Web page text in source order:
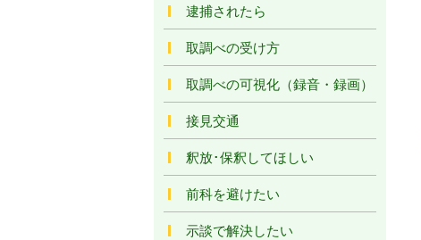
逮捕されたら
取調べの受け方
取調べの可視化（録音・録画）
接見交通
釈放･保釈してほしい
前科を避けたい
示談で解決したい